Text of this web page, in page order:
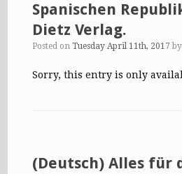
Spanischen
Dietz Verlag.
Posted on Tuesday April 11th, 2017 by
Sorry, this entry is only
(Deutsch) Alles für